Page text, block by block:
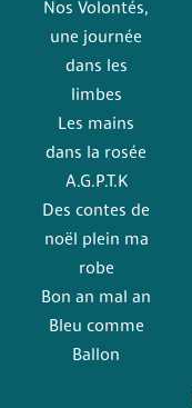
Nos Volontés,
une journée
dans les
limbes
Les mains
dans la rosée
A.G.P.T.K
Des contes de
noël plein ma
robe
Bon an mal an
Bleu comme
Ballon